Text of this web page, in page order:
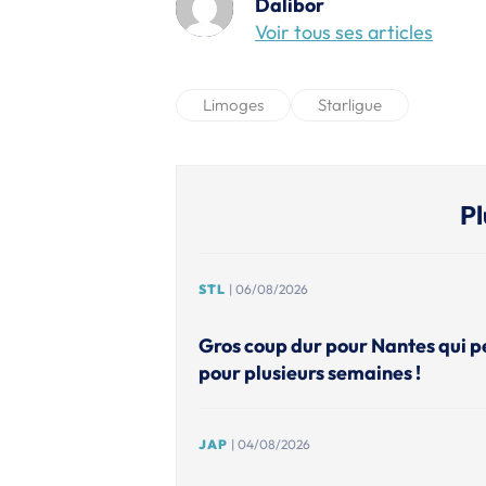
Voir tous ses articles
Limoges Starligue
STL | 06/08/2026
Gros coup dur pour Nantes qui
pour plusieurs semaines !
JAP | 04/08/2026